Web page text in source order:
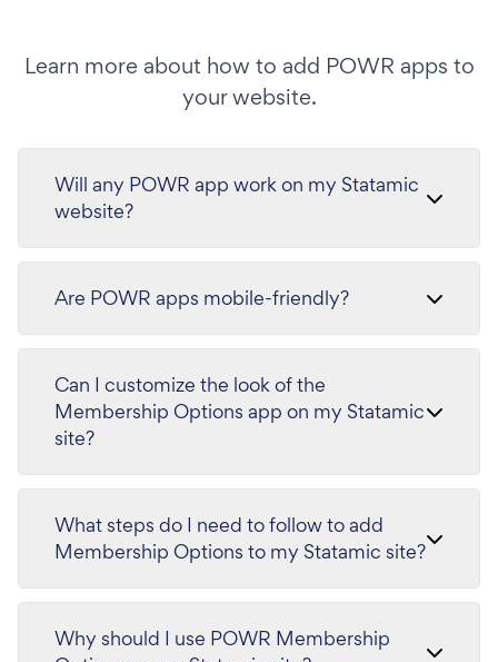
Learn more about how to add POWR apps to
your website.
Will any POWR app work on my Statamic
website?
Are POWR apps mobile-friendly?
Can I customize the look of the
Membership Options app on my Statamic
site?
What steps do I need to follow to add
Membership Options to my Statamic site?
Why should I use POWR Membership